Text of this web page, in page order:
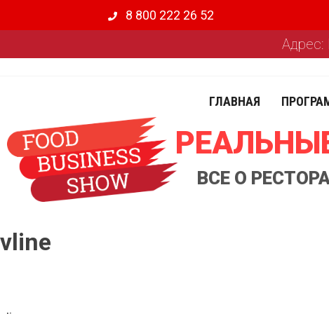
8 800 222 26 52
Адрес:
ГЛАВНАЯ
ВСЕ О
vline